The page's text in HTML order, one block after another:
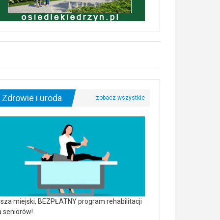
Zdrowie i uroda
miejski, BEZPŁATNY program rehabilitacji
seniorów!